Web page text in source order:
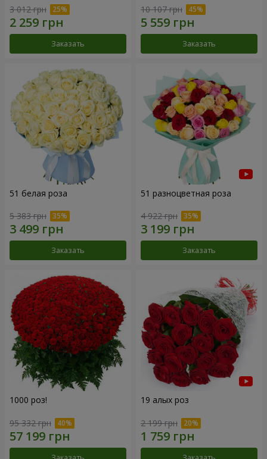
3 012 грн
Заказать
10 107 грн
Заказать
51 белая роза
5 383 грн
Заказать
51 разноцветная роза
4 922 грн
Заказать
1000 роз!
95 332 грн
19 алых роз
2 199 грн